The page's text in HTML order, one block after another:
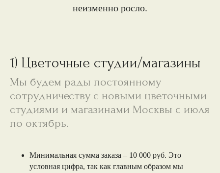
неизменно росло.
1) Цветочные студии/магазины
Мы будем рады постоянному
сотрудничеству с новыми цветочными
студиями и магазинами Москвы с июля
по октябрь.
Минимальная сумма заказа – 10 000 руб. Это
условная цифра, так как главным образом мы